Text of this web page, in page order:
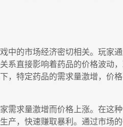
中的市场经济密切相关。玩家
系直接影响着药品的价格波动
，特定药品的需求量激增，价
需求量激增而价格上涨。在这
产，快速赚取暴利。通过市场